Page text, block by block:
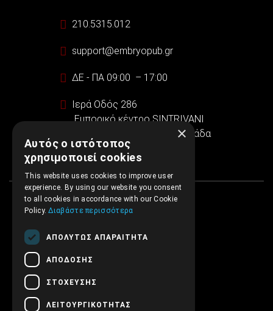
210.5315.012
support@embryopub.gr
ΔΕ - ΠΑ 09:00 – 17:00
Ιερά Οδός 286
Εμπορικό κέντρο SINTRIVANI
122 43 Αιγάλεω Αθήνα, Ελλάδα
×
Αυτός ο ιστότοπος
χρησιμοποιεί cookies
This website uses cookies to improve user
experience. By using our website you consent
to all cookies in accordance with our Cookie
Policy.Διαβάστε περισσότερα
ΑΠΟΛΎΤΩΣ ΑΠΑΡΑΊΤΗΤΑ
ΑΠΌΔΟΣΗΣ
ΣΤΌΧΕΥΣΗΣ
ΛΕΙΤΟΥΡΓΙΚΌΤΗΤΑΣ